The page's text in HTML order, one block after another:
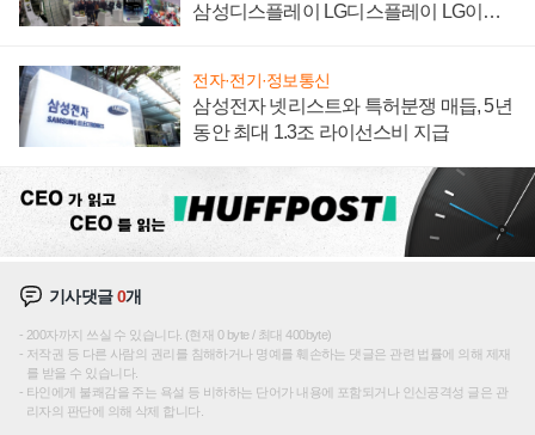
삼성디스플레이 LG디스플레이 LG이노
전자·전기·정보통신
삼성전자 넷리스트와 특허분쟁 매듭, 5년
동안 최대 1.3조 라이선스비 지급
기사댓글0개
200자까지 쓰실 수 있습니다. (현재 0 byte / 최대 400byte)
저작권 등 다른 사람의 권리를 침해하거나 명예를 훼손하는 댓글은 관련 법률에 의해 제재
를 받을 수 있습니다.
타인에게 불쾌감을 주는 욕설 등 비하하는 단어가 내용에 포함되거나 인신공격성 글은 관
리자의 판단에 의해 삭제 합니다.